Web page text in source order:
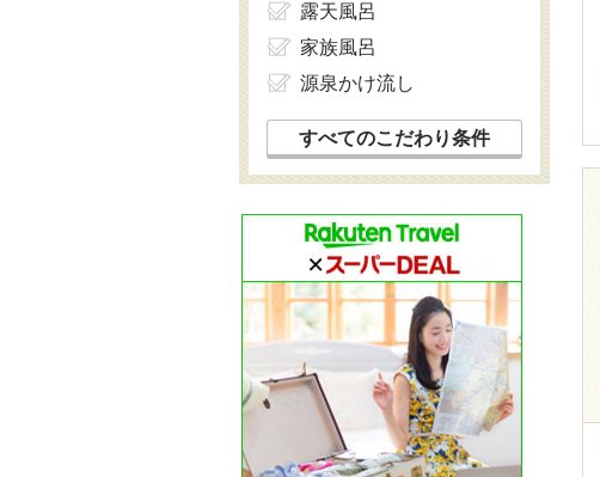
露天風呂
家族風呂
源泉かけ流し
すべてのこだわり条件